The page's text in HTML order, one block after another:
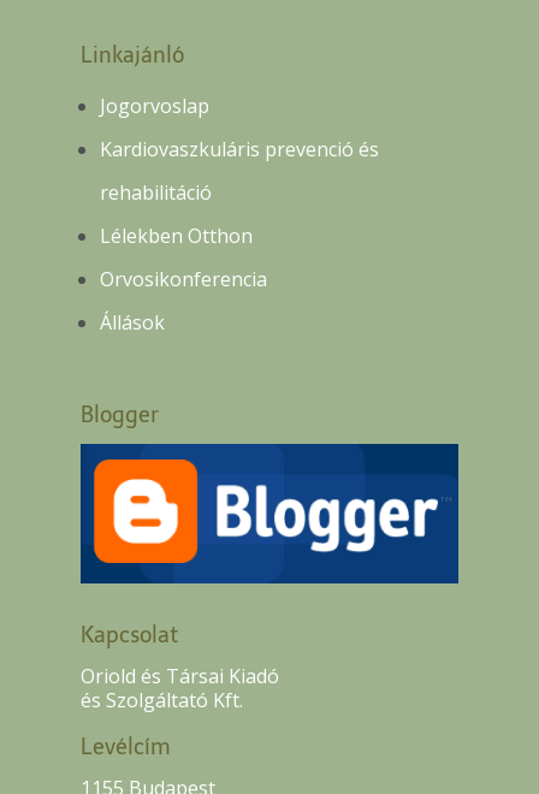
Linkajánló
Jogorvoslap
Kardiovaszkuláris prevenció és
rehabilitáció
Lélekben Otthon
Orvosikonferencia
Állások
Blogger
Kapcsolat
Oriold és Társai Kiadó
és Szolgáltató Kft.
Levélcím
1155 Budapest